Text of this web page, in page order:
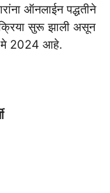
ऑनलाईन पद्धतीने
सुरू झाली असून
मे 2024 आहे.